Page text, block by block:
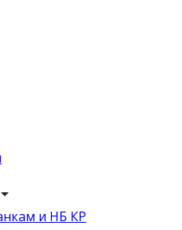
и НБ КР